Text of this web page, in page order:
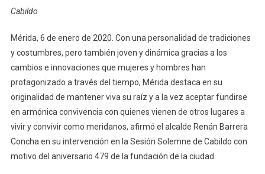
Años
Como
Una
Ciudad
De
Tradiciones,
Pero
Cabildo
Mérida, 6 de enero de 2020. Con una personalidad de tradiciones
y costumbres, pero también joven y dinámica gracias a los
cambios e innovaciones que mujeres y hombres han
protagonizado a través del tiempo, Mérida destaca en su
originalidad de mantener viva su raíz y a la vez aceptar fundirse
en armónica convivencia con quienes vienen de otros lugares a
vivir y convivir como meridanos, afirmó el alcalde Renán Barrera
Concha en su intervención en la Sesión Solemne de Cabildo con
motivo del aniversario 479 de la fundación de la ciudad.